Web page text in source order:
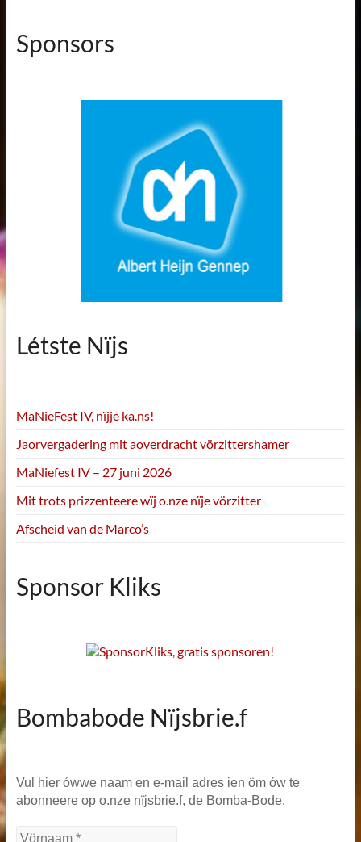
Sponsors
Létste Nïjs
MaNieFest IV, nïjje ka.ns!
Jaorvergadering mit aoverdracht vörzittershamer
MaNiefest IV – 27 juni 2026
Mit trots prizzenteere wïj o.nze nïje vörzitter
Afscheid van de Marco’s
Sponsor Kliks
Bombabode Nïjsbrie.f
Vul hier ówwe naam en e-mail adres ien öm ów te
abonneere op o.nze nïjsbrie.f, de Bomba-Bode.